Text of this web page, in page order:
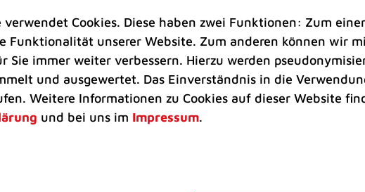
Bürgerservice | Freizeit
verwendet Cookies. Diese haben zwei Funktionen: Zum
Funktionalität unserer Website. Zum anderen können wir
Sie immer weiter verbessern. Hierzu werden
und ausgewertet. Das Einverständnis in die
Weitere Informationen zu Cookies auf dieser Website
und bei uns im Impressum.